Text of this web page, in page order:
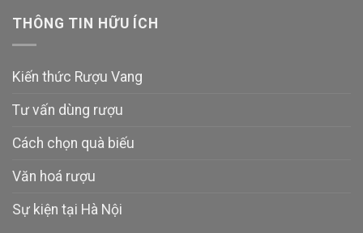
THÔNG TIN HỮU ÍCH
Kiến thức Rượu Vang
Tư vấn dùng rượu
Cách chọn quà biếu
Văn hoá rượu
Sự kiện tại Hà Nội